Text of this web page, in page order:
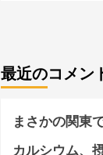
最近のコメン
まさかの関東
カルシウム、